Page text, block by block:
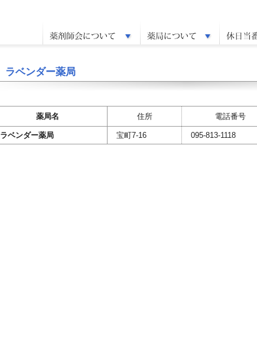
ラベンダー薬局
薬局名 住所 電話番号
ラベンダー薬局 宝町7-16 095-813-1118